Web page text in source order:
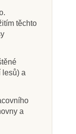
těchto
lesů) a
a